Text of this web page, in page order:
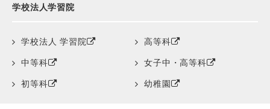
学校法人学習院
学校法人 学習院 高等科
中等科 女子中・高等科
初等科 幼稚園